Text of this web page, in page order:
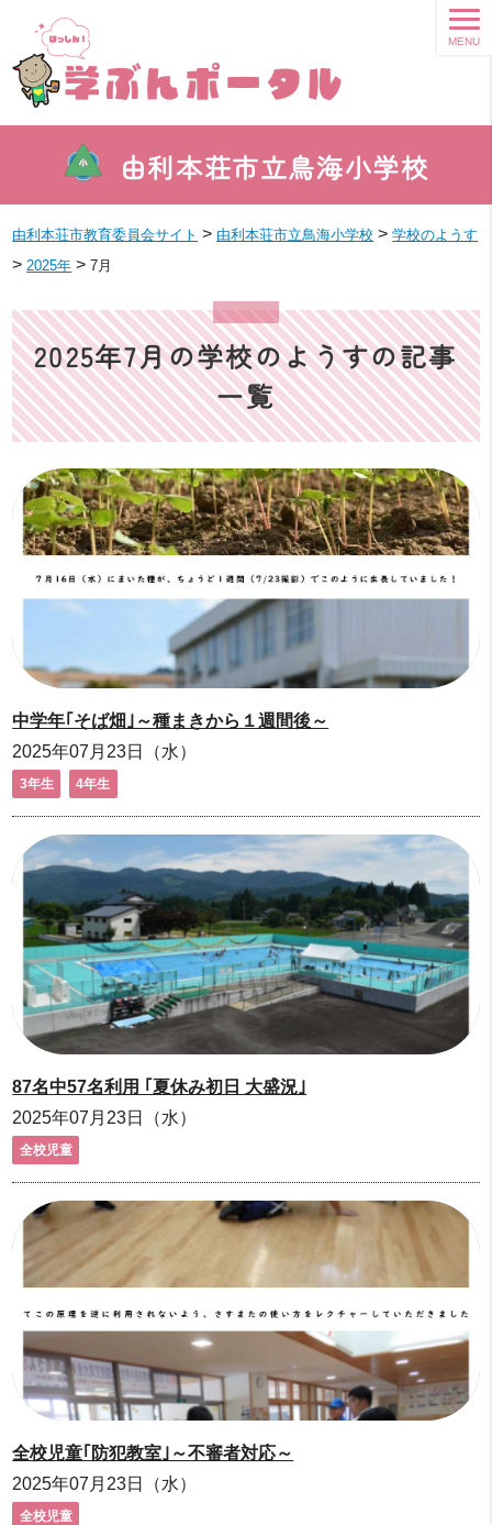
由利本荘市立鳥海小学校
MENU
由利本荘市教育委員会サイト > 由利本荘市立鳥海小学校 >学校のようす
> 2025年 >7月
2025年7月の学校のようすの記事
一覧
中学年｢そば畑｣～種まきから１週間後～
2025年07月23日（水）
3年生 4年生
87名中57名利用 ｢夏休み初日 大盛況｣
2025年07月23日（水）
全校児童
全校児童｢防犯教室｣～不審者対応～
2025年07月23日（水）
全校児童